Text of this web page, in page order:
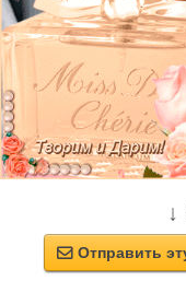
 Отправить